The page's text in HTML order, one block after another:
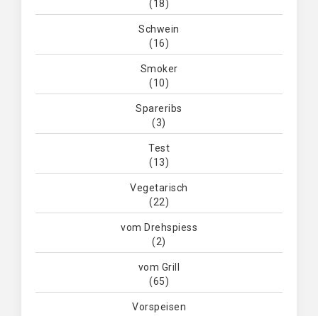
(18)
Schwein
(16)
Smoker
(10)
Spareribs
(3)
Test
(13)
Vegetarisch
(22)
vom Drehspiess
(2)
vom Grill
(65)
Vorspeisen